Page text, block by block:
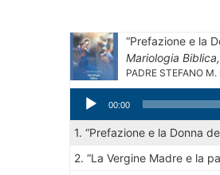
“Prefazione e la
Mariologia
PADRE STEFANO
Audio
Player
00:00
1. “Prefazione e la Donna
2. “La Vergine Madre e la